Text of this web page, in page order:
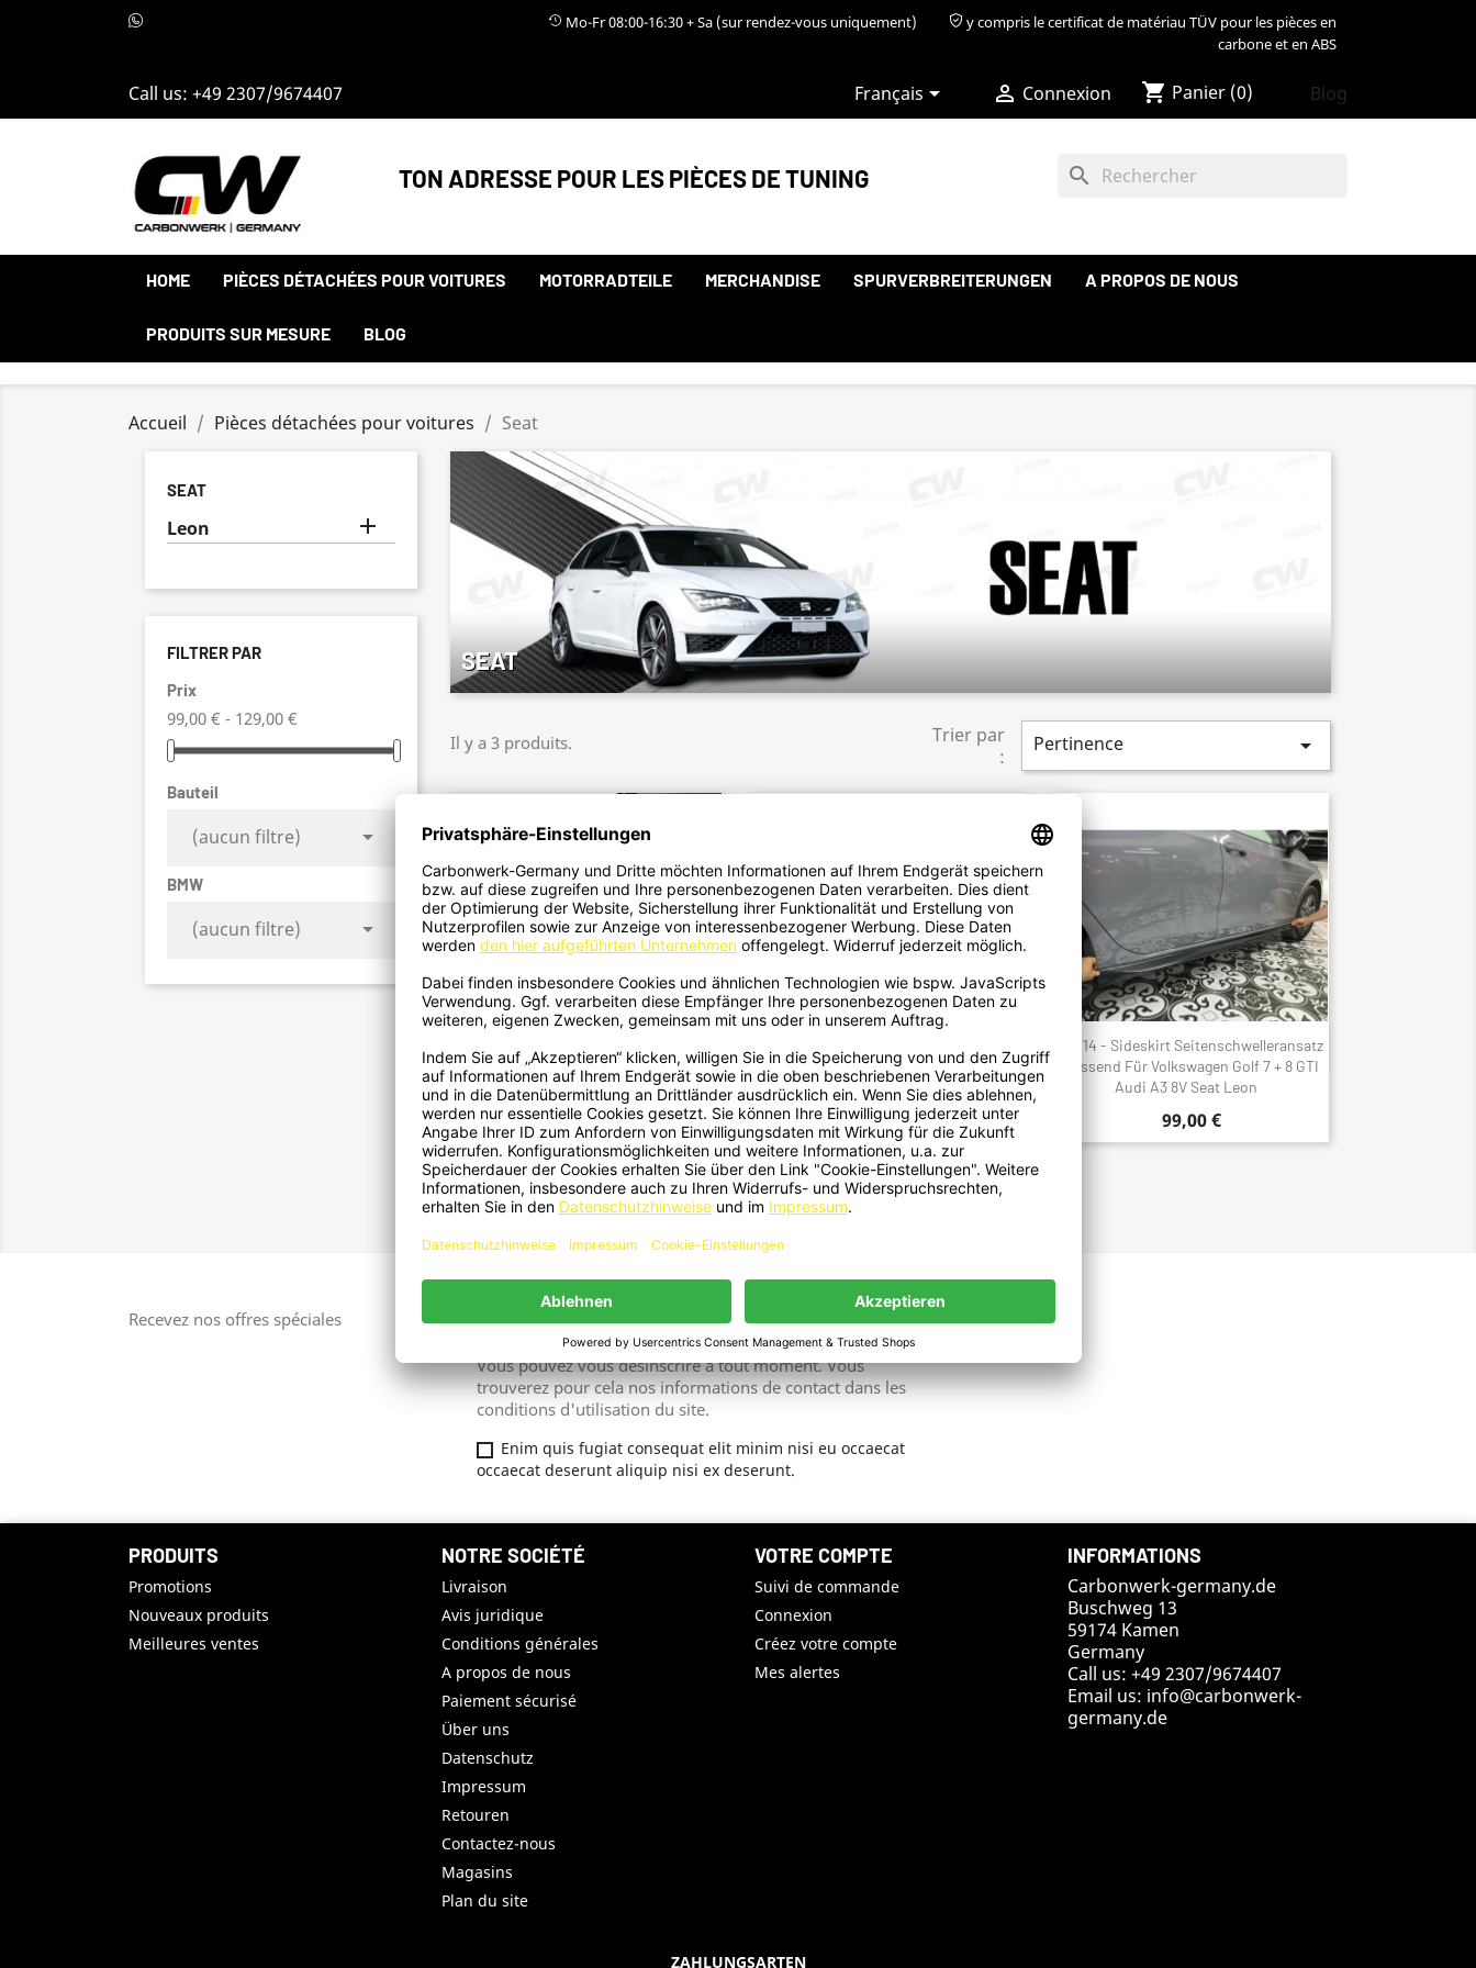
Mo-Fr 08:00-16:30 + Sa (sur rendez-vous uniquement)
y compris le certificat de matériau TÜV pour les pièces en
carbone et en ABS
Call us: +49 2307/9674407 Français  Connexion shopping_cart Panier (0) Blog
TON ADRESSE POUR LES PIÈCES DE TUNING search
HOME PIÈCES DÉTACHÉES POUR VOITURES MOTORRADTEILE MERCHANDISE SPURVERBREITERUNGEN A PROPOS DE NOUS
PRODUITS SUR MESURE BLOG
Accueil Pièces détachées pour voitures Seat
SEAT
Leon 
FILTRER PAR
Prix
99,00 € - 129,00 €
Bauteil
(aucun filtre) 
BMW
(aucun filtre) 
SEAT
Il y a 3 produits.
Trier par
:
Pertinence 
Performance ABS Schwarz Glänzend
Passend Für Seat Leon FR Mk4...
129,00 €
Aperçu rapide
Glanz Schwarz Passend Für Seat Ibiza
Cupra Mk 4 2012+
99,00 €
Aperçu rapide
1714 - Sideskirt Seitenschwelleransatz
Passend Für Volkswagen Golf 7 + 8 GTI
Audi A3 8V Seat Leon
99,00 €
Aperçu rapide
Affichage 1-3 de 3 article(s)
Recevez nos offres spéciales
Vous pouvez vous désinscrire à tout moment. Vous
trouverez pour cela nos informations de contact dans les
conditions d'utilisation du site.
Enim quis fugiat consequat elit minim nisi eu occaecat
occaecat deserunt aliquip nisi ex deserunt.
PRODUITS
Promotions
Nouveaux produits
Meilleures ventes
NOTRE SOCIÉTÉ
Livraison
Avis juridique
Conditions générales
A propos de nous
Paiement sécurisé
Über uns
Datenschutz
Impressum
Retouren
Contactez-nous
Magasins
Plan du site
VOTRE COMPTE
Suivi de commande
Connexion
Créez votre compte
Mes alertes
INFORMATIONS
Carbonwerk-germany.de
Buschweg 13
59174 Kamen
Germany
Call us: +49 2307/9674407
Email us: info@carbonwerk-
germany.de
ZAHLUNGSARTEN